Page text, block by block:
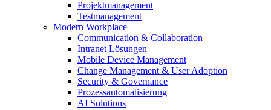
Projektmanagement
Testmanagement
Modern Workplace
Communication & Collaboration
Intranet Lösungen
Mobile Device Management
Change Management & User Adoption
Security & Governance
Prozessautomatisierung
AI Solutions